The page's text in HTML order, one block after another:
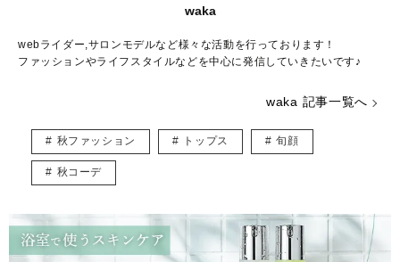
waka
webライダー,サロンモデルなど様々な活動を行っております！
ファッションやライフスタイルなどを中心に発信していきたいです♪
waka 記事一覧へ
秋ファッション トップス 旬顔
秋コーデ